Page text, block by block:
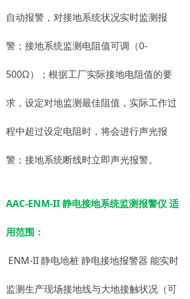
自动报警，对接地系统状况实时监测报
警；接地系统监测电阻值可调（0-
500Ω）；根据工厂实际接地电阻值的要
求，设定对地监测最佳阻值，实际工作过
程中超过设定电阻时，将会进行声光报
警；接地系统断线时立即声光报警。
AAC-ENM-II 静电接地系统监测报警仪 适
用范围：
ENM-II 静电地桩 静电接地报警器 能实时
监测生产现场接地线与大地接触状况（可